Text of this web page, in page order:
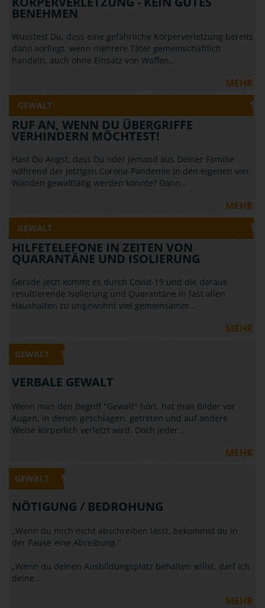
BENEHMEN
Wusstest Du, dass eine gefährliche Körperverletzung bereits
dann vorliegt, wenn mehrere Täter gemeinschaftlich
handeln, auch ohne Einsatz von Waffen…
MEHR
GEWALT
RUF AN, WENN DU ÜBERGRIFFE
VERHINDERN MÖCHTEST!
Hast Du Angst, dass Du oder jemand aus Deiner Familie
während der jetzigen Corona-Pandemie in den eigenen vier
Wänden gewalttätig werden könnte? Dann…
MEHR
GEWALT
HILFETELEFONE IN ZEITEN VON
QUARANTÄNE UND ISOLIERUNG
Gerade jetzt kommt es durch Covid-19 und die daraus
resultierende Isolierung und Quarantäne in fast allen
Haushalten zu ungewohnt viel gemeinsamer…
MEHR
GEWALT
VERBALE GEWALT
Wenn man den Begriff "Gewalt" hört, hat man Bilder vor
Augen, in denen geschlagen, getreten und auf andere
Weise körperlich verletzt wird. Doch jeder…
MEHR
GEWALT
NÖTIGUNG / BEDROHUNG
„Wenn du mich nicht abschreiben lässt, bekommst du in
der Pause eine Abreibung."
„Wenn du deinen Ausbildungsplatz behalten willst, darf ich
deine…
MEHR